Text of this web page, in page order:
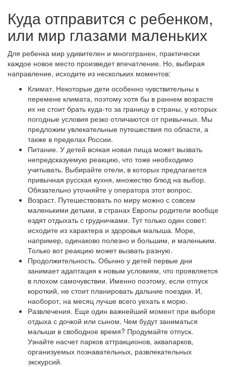
Куда отправится с ребенком,
или мир глазами маленьких
Для ребенка мир удивителен и многогранен, практически
каждое новое место произведет впечатление. Но, выбирая
направление, исходите из нескольких моментов:
Климат. Некоторые дети особенно чувствительны к
перемене климата, поэтому хотя бы в раннем возрасте
их не стоит брать куда-то за границу в страны, у которых
погодные условия резко отличаются от привычных. Мы
предложим увлекательные путешествия по области, а
также в пределах России.
Питание. У детей всякая новая пища может вызвать
непредсказуемую реакцию, что тоже необходимо
учитывать. Выбирайте отели, в которых предлагается
привычная русская кухня, множество блюд на выбор.
Обязательно уточняйте у оператора этот вопрос.
Возраст. Путешествовать по миру можно с совсем
маленькими детьми, в странах Европы родители вообще
ездят отдыхать с грудничками. Тут только один совет:
исходите из характера и здоровья малыша. Море,
например, одинаково полезно и большим, и маленьким.
Только вот реакцию может вызвать разную.
Продолжительность. Обычно у детей первые дни
занимает адаптация к новым условиям, что проявляется
в плохом самочувствии. Именно поэтому, если отпуск
короткий, не стоит планировать дальние поездки. И,
наоборот, на месяц лучше всего уехать к морю.
Развлечения. Еще один важнейший момент при выборе
отдыха с дочкой или сыном. Чем будут заниматься
малыши в свободное время? Продумайте отпуск.
Узнайте насчет парков аттракционов, аквапарков,
организуемых познавательных, развлекательных
экскурсий.